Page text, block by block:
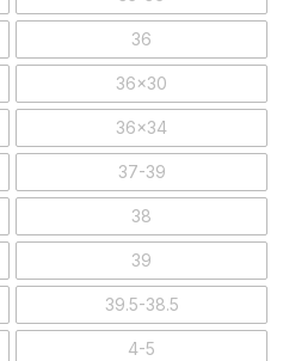
36
36x30
36x34
37-39
38
39
39.5-38.5
4-5